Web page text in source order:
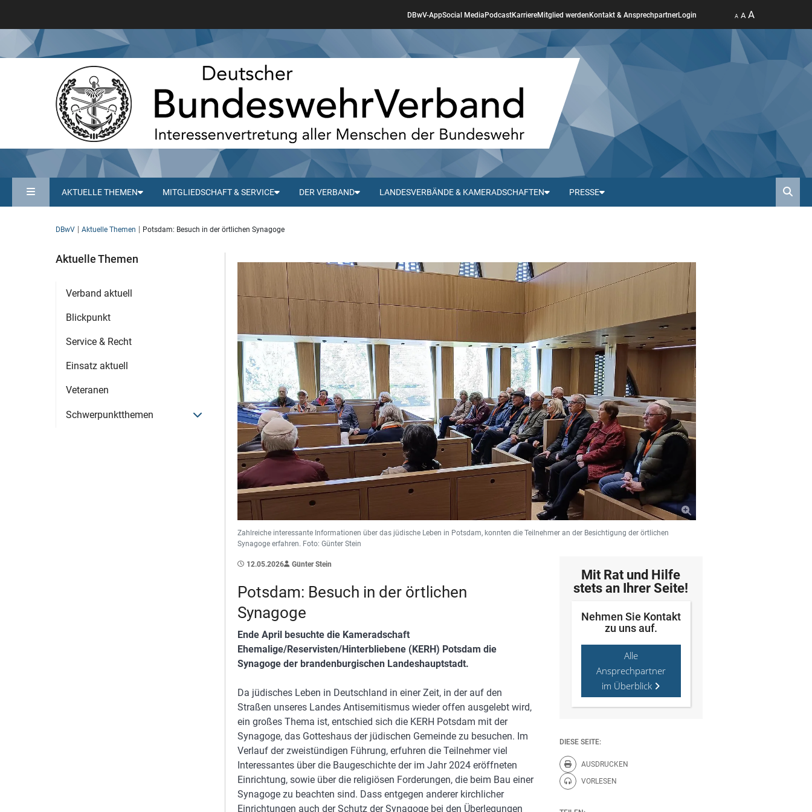
DBwV-AppSocial Media PodcastKarriereMitglied werden Kontakt & AnsprechpartnerLogin A A A
AKTUELLE THEMEN MITGLIEDSCHAFT & SERVICE DER VERBAND LANDESVERBÄNDE & KAMERADSCHAFTEN PRESSE
DBwV Aktuelle Themen Potsdam: Besuch in der örtlichen Synagoge
Aktuelle Themen
Verband aktuell
Blickpunkt
Service & Recht
Einsatz aktuell
Veteranen
Schwerpunktthemen Menü öffnen
Zahlreiche interessante Informationen über das jüdische Leben in Potsdam, konnten die Teilnehmer an der Besichtigung der örtlichen
Synagoge erfahren. Foto: Günter Stein
12.05.2026 Günter Stein
Potsdam: Besuch in der örtlichen
Synagoge
Ende April besuchte die Kameradschaft
Ehemalige/Reservisten/Hinterbliebene (KERH) Potsdam die
Synagoge der brandenburgischen Landeshauptstadt.
Da jüdisches Leben in Deutschland in einer Zeit, in der auf den
Straßen unseres Landes Antisemitismus wieder offen ausgelebt wird,
ein großes Thema ist, entschied sich die KERH Potsdam mit der
Synagoge, das Gotteshaus der jüdischen Gemeinde zu besuchen. Im
Verlauf der zweistündigen Führung, erfuhren die Teilnehmer viel
Interessantes über die Baugeschichte der im Jahr 2024 eröffneten
Einrichtung, sowie über die religiösen Forderungen, die beim Bau einer
Synagoge zu beachten sind. Dass entgegen anderer kirchlicher
Einrichtungen auch der Schutz der Synagoge bei den Überlegungen
Mit Rat und Hilfe
stets an Ihrer Seite!
Nehmen Sie Kontakt
zu uns auf.
Alle
Ansprechpartner
im Überblick
DIESE SEITE:
AUSDRUCKEN
Diese Seite drucken.
VORLESEN
Diese Seite vorlesen.